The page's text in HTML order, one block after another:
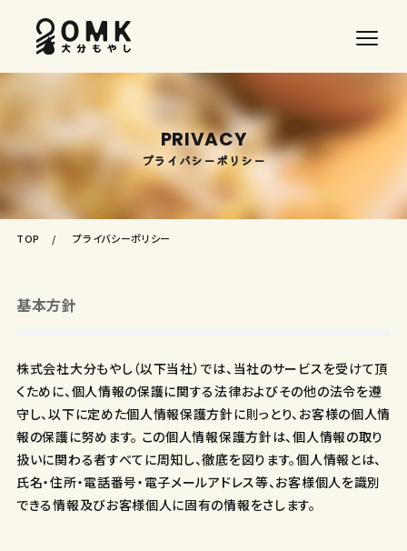
PRIVACY
プライバシーポリシー
TOP プライバシーポリシー
基本方針
株式会社大分もやし（以下当社）では、当社のサービスを受けて頂
くために、個人情報の保護に関する法律およびその他の法令を遵
守し、以下に定めた個人情報保護方針に則っとり、お客様の個人情
報の保護に努めます。 この個人情報保護方針は、個人情報の取り
扱いに関わる者すべてに周知し、徹底を図ります。個人情報とは、
氏名・住所・電話番号・電子メールアドレス等、お客様個人を識別
できる情報及びお客様個人に固有の情報をさします。